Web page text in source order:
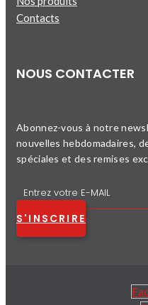
Contacts
NOUS CONTACTER
Abonnez-vous à notre
nouvelles hebdomadaires,
spéciales et des remises
S'INSCRIRE